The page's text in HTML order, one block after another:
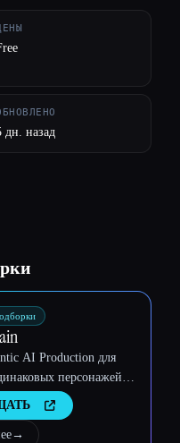
дн. назад
AI Production для
персонажей,
и видео
→